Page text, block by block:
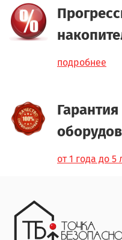
подробнее
от 1 года до 5